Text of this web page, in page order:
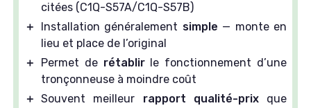
citées (C1Q-S57A/C1Q-S57B)
＋
Installation généralement simple — monte en
lieu et place de l’original
＋
Permet de rétablirle fonctionnement d’une
tronçonneuse à moindre coût
＋ Souvent meilleur rapport qualité-prixque